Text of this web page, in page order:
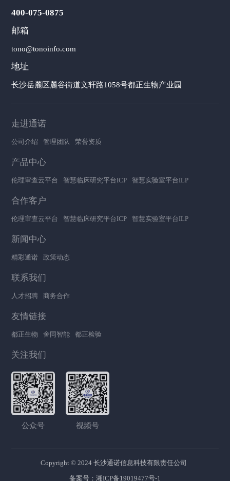
400-075-0875
邮箱
tono@tonoinfo.com
地址
长沙岳麓区麓谷街道文轩路1058号都正生物产业园
走进通诺
公司介绍 管理团队 荣誉资质
产品中心
伦理审查云平台 智慧临床研究平台ICP 智慧实验室平台ILP
合作客户
伦理审查云平台 智慧临床研究平台ICP 智慧实验室平台ILP
新闻中心
精彩通诺 政策动态
联系我们
人才招聘 商务合作
友情链接
都正生物 舍同智能 都正检验
关注我们
公众号 视频号
Copyright © 2024 长沙通诺信息科技有限责任公司
备案号： 湘ICP备19019477号-1